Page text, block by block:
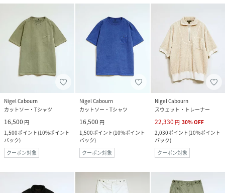
Nigel Cabourn
カットソー・Tシャツ
16,500 円
1,500ポイント(10%ポイント
バック)
クーポン対象
Nigel Cabourn
カットソー・Tシャツ
16,500 円
1,500ポイント(10%ポイント
バック)
クーポン対象
Nigel Cabourn
スウェット・トレーナー
22,330 円 30%OFF
2,030ポイント(10%ポイント
バック)
クーポン対象